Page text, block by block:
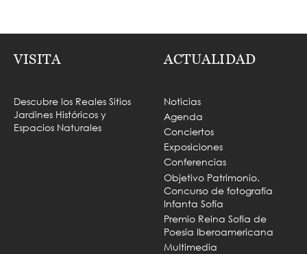
VISITA
Descubre los Reales Sitios
Jardines Históricos y
Espacios Naturales
ACTUALIDAD
Noticias
Agenda
Conciertos
Exposiciones
Conferencias
Objetivo Patrimonio.
Concurso de fotografía
Infanta Sofía
Premio Reina Sofía de
Poesía Iberoamericana
Multimedia